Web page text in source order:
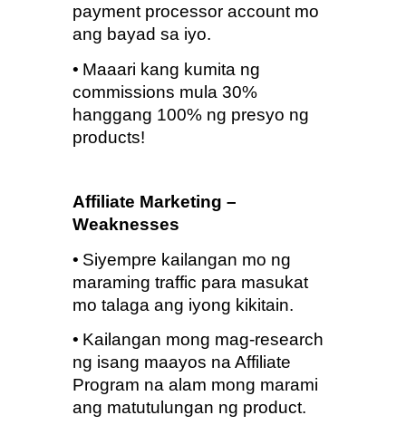
payment processor account mo
ang bayad sa iyo.
• Maaari kang kumita ng
commissions mula 30%
hanggang 100% ng presyo ng
products!
Affiliate Marketing –
Weaknesses
• Siyempre kailangan mo ng
maraming traffic para masukat
mo talaga ang iyong kikitain.
• Kailangan mong mag-research
ng isang maayos na Affiliate
Program na alam mong marami
ang matutulungan ng product.